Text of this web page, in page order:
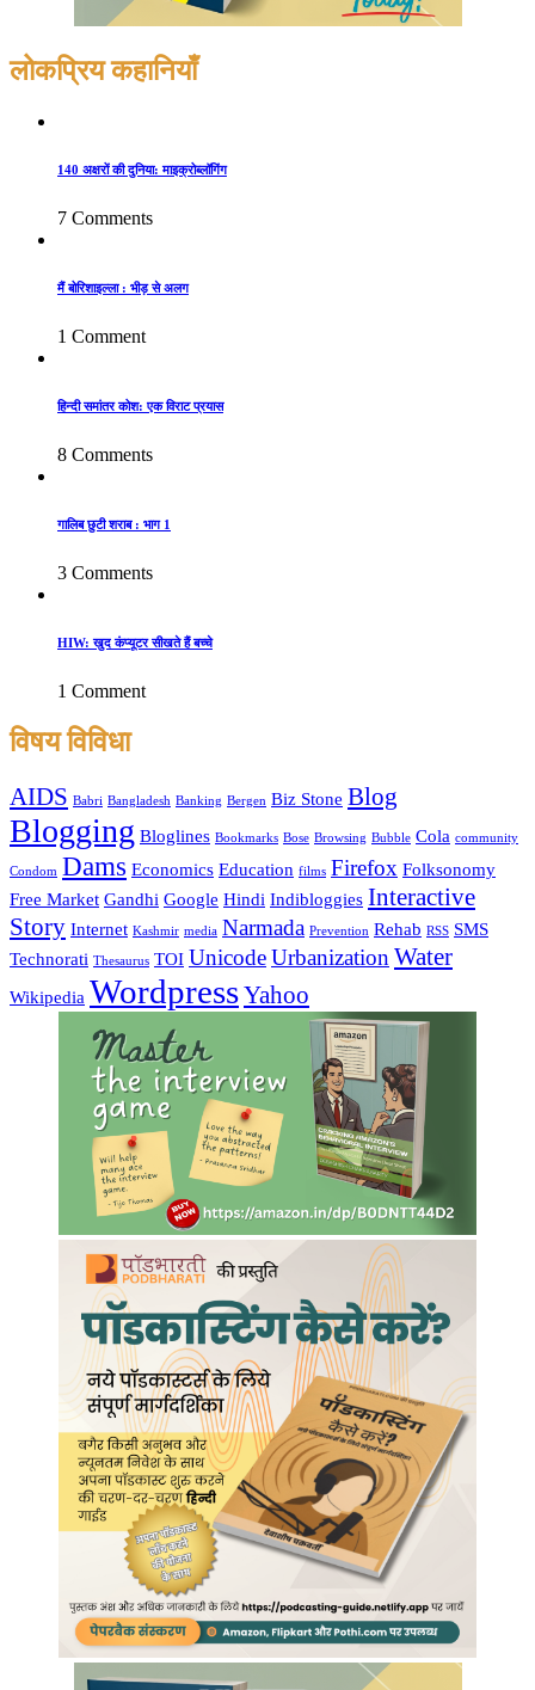
लोकप्रिय कहानियाँ
140 अक्षरों की दुनिया: माइक्रोब्लॉगिंग
7 Comments
मैं बोरिशाइल्ला : भीड़ से अलग
1 Comment
हिन्दी समांतर कोश: एक विराट प्रयास
8 Comments
गालिब छुटी शराब : भाग 1
3 Comments
HIW: खुद कंप्यूटर सीखते हैं बच्चे
1 Comment
विषय विविधा
AIDS Babri Bangladesh Banking Bergen Biz Stone Blog
Blogging Bloglines Bookmarks Bose Browsing Bubble Cola community
Condom Dams Economics Education films Firefox Folksonomy
Free Market Gandhi Google Hindi Indibloggies Interactive
Story Internet Kashmir media Narmada Prevention Rehab RSS SMS
Technorati Thesaurus TOI UnicodeUrbanization Water
Wikipedia WordpressYahoo